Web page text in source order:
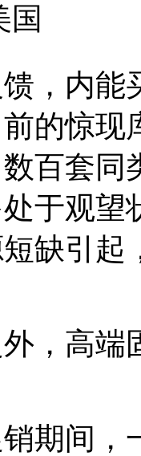
国
内能
的惊现
百套同
于观望
缺引起
高端
间，